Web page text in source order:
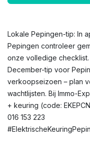
Lokale Pepingen-tip: In
Pepingen controleer
onze volledige checklist.
December-tip voor
verkoopseizoen – plan
wachtlijsten. Bij Immo-
+ keuring (code:
016 153 223